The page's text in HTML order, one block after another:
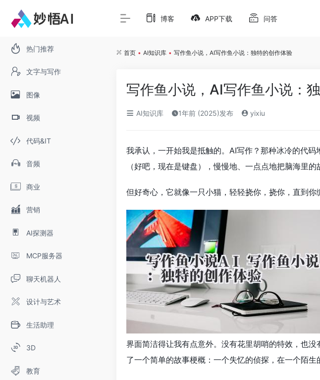
热门推荐
文字与写作
图像
视频
代码&IT
音频
商业
营销
AI探测器
MCP服务器
聊天机器人
设计与艺术
生活助理
3D
教育
博客 APP下载 问答
首页 • AI知识库 • 写作鱼小说，AI写作鱼小说：独特的创作体验
写作鱼小说，AI写作鱼小说：
AI知识库 1年前 (2025)发布 yixiu
我承认，一开始我是抵触的。AI写作？那种冰冷的代
（好吧，现在是键盘），慢慢地、一点点地把脑海里
但好奇心，它就像一只小猫，轻轻挠你，挠你，直到你
界面简洁得让我有点意外。没有花里胡哨的特效，也
了一个简单的故事梗概：一个失忆的侦探，在一个陌